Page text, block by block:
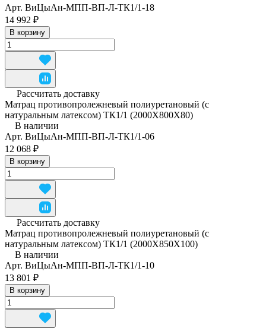
Арт. ВиЦыАн-МПП-ВП-Л-ТК1/1-18
14 992 ₽
В корзину
Рассчитать доставку
Матрац противопролежневый полиуретановый (с
натуральным латексом) ТК1/1 (2000Х800Х80)
В наличии
Арт. ВиЦыАн-МПП-ВП-Л-ТК1/1-06
12 068 ₽
В корзину
Рассчитать доставку
Матрац противопролежневый полиуретановый (с
натуральным латексом) ТК1/1 (2000Х850Х100)
В наличии
Арт. ВиЦыАн-МПП-ВП-Л-ТК1/1-10
13 801 ₽
В корзину